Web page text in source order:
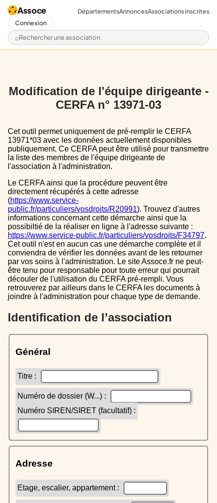
Assoce
Rechercher une association
DépartementsAnnoncesAssociations inscrites
Connexion
Modification de l'équipe dirigeante -
CERFA n° 13971-03
Cet outil permet uniquement de pré-remplir le CERFA
13971*03 avec les données actuellement disponibles
publiquement. Ce CERFA peut être utilisé pour transmettre
la liste des membres de l'équipe dirigeante de
l'association à l'administration.
Le CERFA ainsi que la procédure peuvent être
directement récupérés à cette adresse
(https://www.service-
public.fr/particuliers/vosdroits/R20991). Trouvez d'autres
informations concernant cette démarche ainsi que la
possibiltié de la réaliser en ligne à l'adresse suivante :
https://www.service-public.fr/particuliers/vosdroits/F34797.
Cet outil n'est en aucun cas une démarche complète et il
conviendra de vérifier les données avant de les retourner
par vos soins à l'administration. Le site Assoce.fr ne peut-
être tenu pour responsable pour toute erreur qui pourrait
découler de l'utilisation du CERFA pré-rempli. Vous
retrouverez par ailleurs dans le CERFA les documents à
joindre à l'administration pour chaque type de demande.
Identification de l’association
Général
Titre :
Numéro de dossier (W...) :
Numéro SIREN/SIRET (facultatif) :
Adresse
Etage, escalier, appartement :